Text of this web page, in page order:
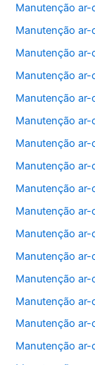
Manutenção
Manutenção ar-
Manutenção ar-
Manutenção
Manutenção
Manutenção
Manutenção
Manutenção
Manutenção
Manutenção
Manutenção ar-
Manutenção
Manutenção
Manutenção
Manutenção
Manutenção ar-